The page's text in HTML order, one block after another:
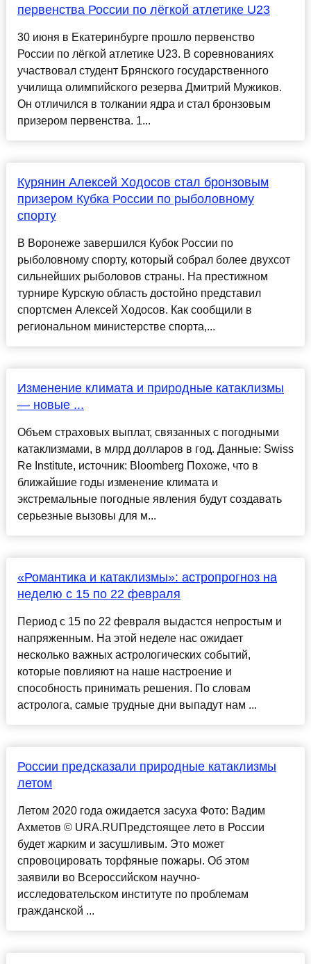
первенства России по лёгкой атлетике U23
30 июня в Екатеринбурге прошло первенство
России по лёгкой атлетике U23. В соревнованиях
участвовал студент Брянского государственного
училища олимпийского резерва Дмитрий Мужиков.
Он отличился в толкании ядра и стал бронзовым
призером первенства. 1...
Курянин Алексей Ходосов стал бронзовым
призером Кубка России по рыболовному
спорту
В Воронеже завершился Кубок России по
рыболовному спорту, который собрал более двухсот
сильнейших рыболовов страны. На престижном
турнире Курскую область достойно представил
спортсмен Алексей Ходосов. Как сообщили в
региональном министерстве спорта,...
Изменение климата и природные катаклизмы
— новые ...
Объем страховых выплат, связанных с погодными
катаклизмами, в млрд долларов в год. Данные: Swiss
Re Institute, источник: Bloomberg Похоже, что в
ближайшие годы изменение климата и
экстремальные погодные явления будут создавать
серьезные вызовы для м...
«Романтика и катаклизмы»: астропрогноз на
неделю с 15 по 22 февраля
Период с 15 по 22 февраля выдастся непростым и
напряженным. На этой неделе нас ожидает
несколько важных астрологических событий,
которые повлияют на наше настроение и
способность принимать решения. По словам
астролога, самые трудные дни выпадут нам ...
России предсказали природные катаклизмы
летом
Летом 2020 года ожидается засуха Фото: Вадим
Ахметов © URA.RUПредстоящее лето в России
будет жарким и засушливым. Это может
спровоцировать торфяные пожары. Об этом
заявили во Всероссийском научно-
исследовательском институте по проблемам
гражданской ...